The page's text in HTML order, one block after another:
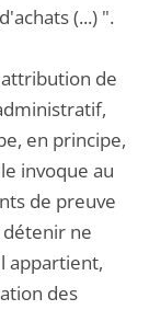
(...) ".
de
en principe,
invoque au
de preuve
ne
appartient,
des